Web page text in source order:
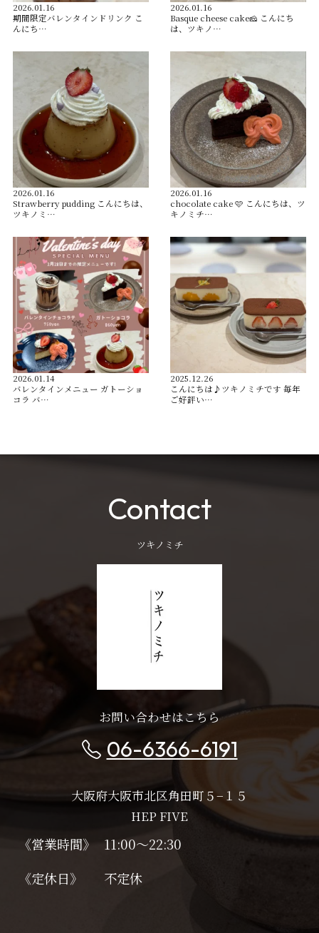
2026.01.16
️期間限定バレンタインドリンク️ こ
んにち…
2026.01.16
Basque cheese cake🧀 こんにち
は、ツキノ…
2026.01.16
Strawberry pudding こんにちは、
ツキノミ…
2026.01.16
chocolate cake 🩷 こんにちは、ツ
キノミチ…
2026.01.14
バレンタインメニュー ガトーショ
コラ バ…
2025.12.26
こんにちは♪ツキノミチです️ 毎年
ご好評い…
Contact
ツキノミチ
お問い合わせはこちら
06-6366-6191
大阪府大阪市北区角田町５−１５
HEP FIVE
《営業時間》
11:00～22:30
《定休日》
不定休